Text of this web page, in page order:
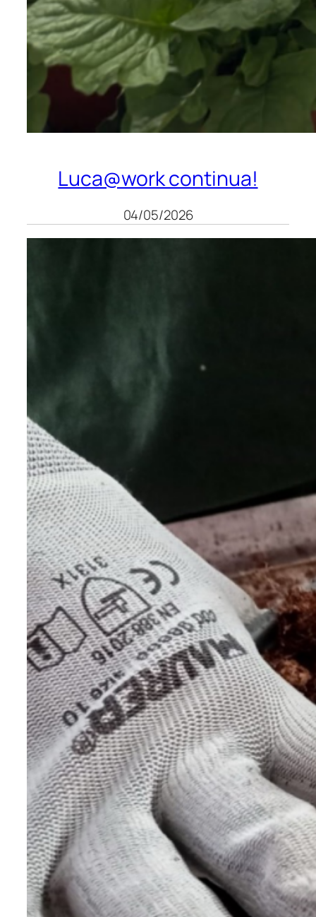
Luca@work continua!
04/05/2026